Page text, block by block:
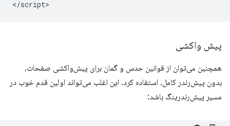
پیش واکشی
همچنین می‌توان از قوانین حدس و گمان برای پیش‌واکشی صفحات،
بدون پیش‌رندر کامل، استفاده کرد. این اغلب می‌تواند اولین قدم خوب در
مسیر پیش‌رندرینگ باشد: